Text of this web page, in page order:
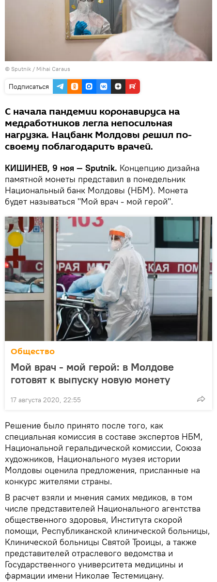
© Sputnik / Mihai Caraus
Подписаться
С начала пандемии коронавируса на
медработников легла непосильная
нагрузка. Нацбанк Молдовы решил по-
своему поблагодарить врачей.
КИШИНЕВ, 9 ноя — Sputnik. Концепцию дизайна
памятной монеты представил в понедельник
Национальный банк Молдовы (НБМ). Монета
будет называться "Мой врач - мой герой".
Общество
Мой врач - мой герой: в Молдове
готовят к выпуску новую монету
17 августа 2020, 22:55
Решение было принято после того, как
специальная комиссия в составе экспертов НБМ,
Национальной геральдической комиссии, Союза
художников, Национального музея истории
Молдовы оценила предложения, присланные на
конкурс жителями страны.
В расчет взяли и мнения самих медиков, в том
числе представителей Национального агентства
общественного здоровья, Института скорой
помощи, Республиканской клинической больницы,
Клинической больницы Святой Троицы, а также
представителей отраслевого ведомства и
Государственного университета медицины и
фармации имени Николае Тестемицану.